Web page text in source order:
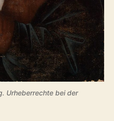
Urheberrechte bei der